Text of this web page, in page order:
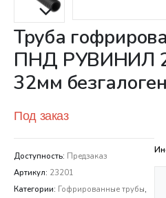
Труба
ПНД РУВИНИЛ
32мм
Под заказ
Доступность: Предзаказ
Артикул: 23201
Категории: Гофрированные трубы,